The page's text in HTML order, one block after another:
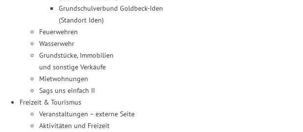
Grundschulverbund Goldbeck-Iden
(Standort Iden)
Feuerwehren
Wasserwehr
Grundstücke, Immobilien
und sonstige Verkäufe
Mietwohnungen
Sags uns einfach II
Freizeit & Tourismus
Veranstaltungen – externe Seite
Aktivitäten und Freizeit